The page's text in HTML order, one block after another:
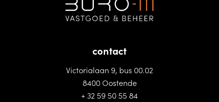
contact
Victorialaan 9, bus 00.02
8400 Oostende
+ 32 59 50 55 84